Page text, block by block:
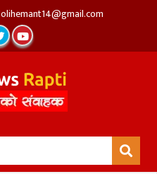
olihemant14@gmail.com